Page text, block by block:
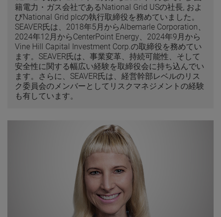
籍電力・ガス会社であるNational Grid USの社長, およ
びNational Grid plcの執行取締役を務めていました。
SEAVER氏は、2018年5月からAlbemarle Corporation、
2024年12月からCenterPoint Energy、2024年9月から
Vine Hill Capital Investment Corp.の取締役を務めてい
ます。SEAVER氏は、事業変革、持続可能性、そして
安全性に関する幅広い経験を取締役会に持ち込んでい
ます。さらに、SEAVER氏は、経営幹部レベルのリス
ク委員会のメンバーとしてリスクマネジメントの経験
も有しています。